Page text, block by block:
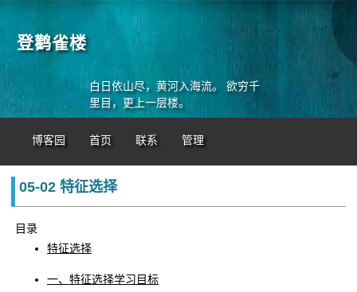
登鹳雀楼
白日依山尽，黄河入海流。 欲穷千
里目，更上一层楼。
博客园 首页 联系 管理
05-02 特征选择
目录
特征选择
一、特征选择学习目标